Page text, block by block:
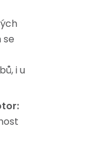
se
i u